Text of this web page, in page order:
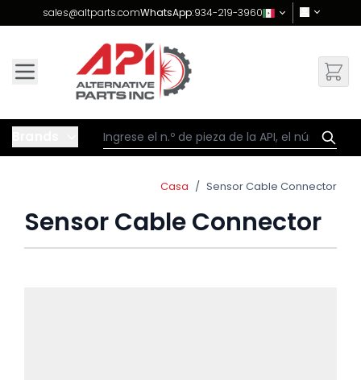
Skip to Content
sales@altparts.comWhatsApp:934-219-3960
Casa / Sensor Cable Connector
Sensor Cable Connector